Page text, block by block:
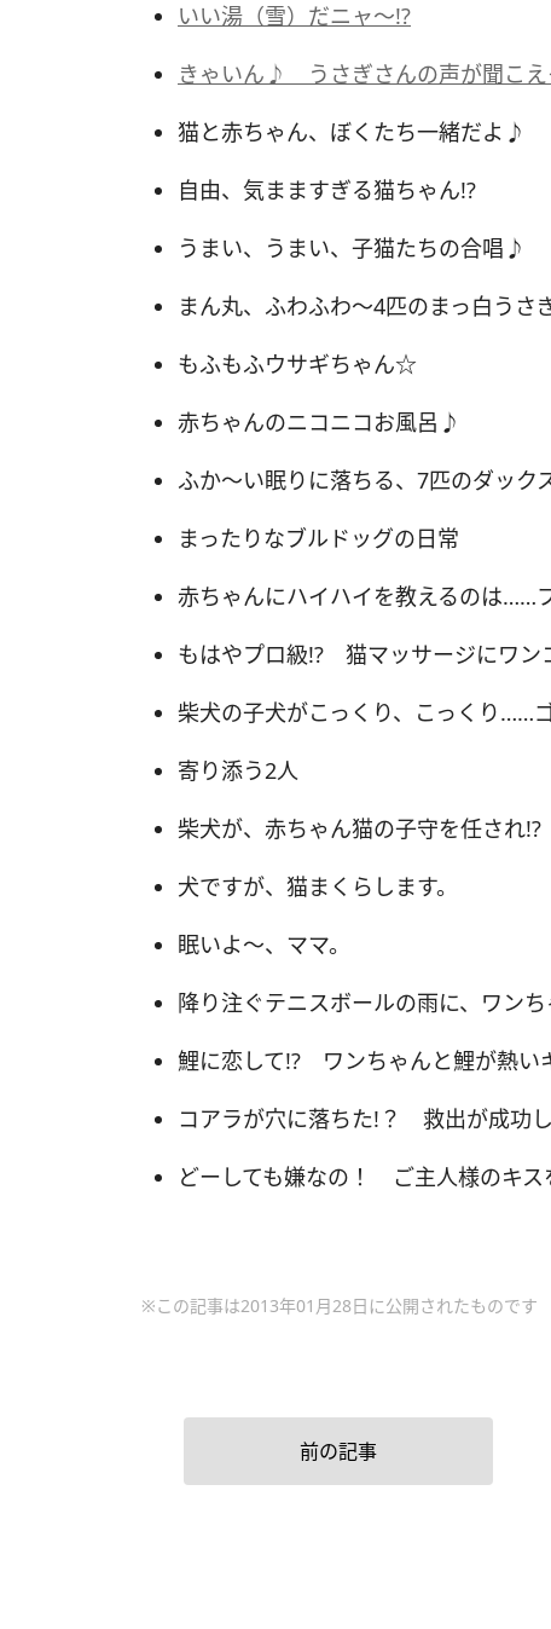
いい湯（雪）だニャ～!?
きゃいん♪ うさぎさんの声が聞こ
猫と赤ちゃん、ぼくたち一緒だよ♪
自由、気まますぎる猫ちゃん!?
うまい、うまい、子猫たちの合唱♪
まん丸、ふわふわ～4匹のまっ白うさ
もふもふウサギちゃん☆
赤ちゃんのニコニコお風呂♪
ふか～い眠りに落ちる、7匹のダック
まったりなブルドッグの日常
赤ちゃんにハイハイを教えるのは……
もはやプロ級!? 猫マッサージにワン
柴犬の子犬がこっくり、こっくり……
寄り添う2人
柴犬が、赤ちゃん猫の子守を任され!?
犬ですが、猫まくらします。
眠いよ～、ママ。
降り注ぐテニスボールの雨に、ワン
鯉に恋して!? ワンちゃんと鯉が熱い
コアラが穴に落ちた!？ 救出が成功
どーしても嫌なの！ ご主人様のキ
※この記事は2013年01月28日に公開されたものです
前の記事